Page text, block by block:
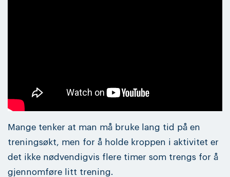
Mange tenker at man må bruke lang tid på en
treningsøkt, men for å holde kroppen i aktivitet er
det ikke nødvendigvis flere timer som trengs for å
gjennomføre litt trening.